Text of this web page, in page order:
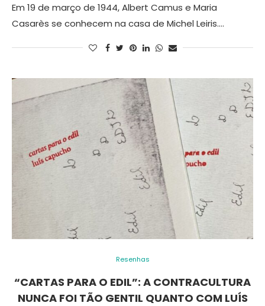
Em 19 de março de 1944, Albert Camus e Maria
Casarès se conhecem na casa de Michel Leiris.…
Resenhas
“CARTAS PARA O EDIL”: A CONTRACULTURA
NUNCA FOI TÃO GENTIL QUANTO COM LUÍS